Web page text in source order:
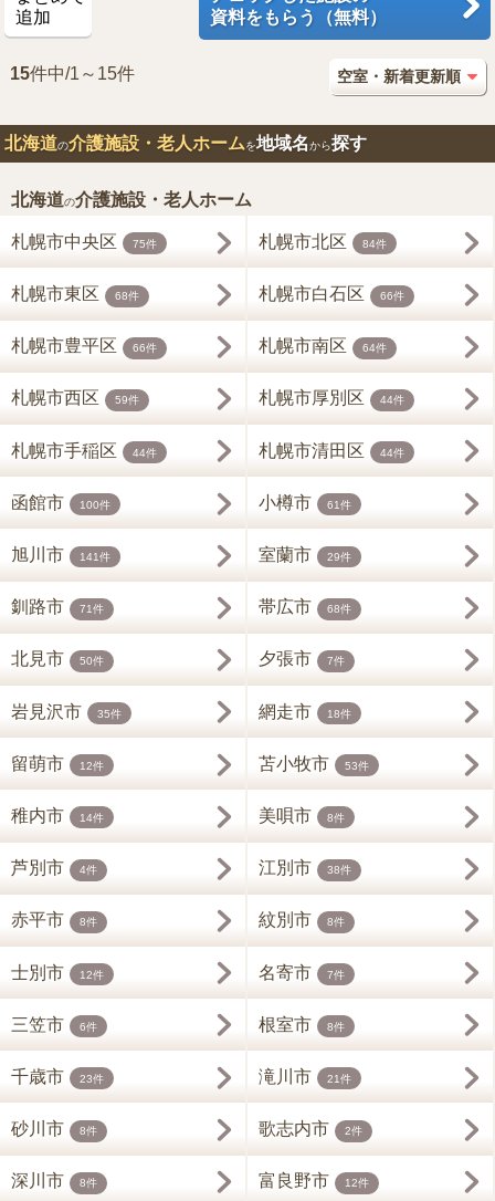
追加
資料をもらう（無料）
15件中/1～15件
北海道の介護施設・老人ホームを地域名から探す
北海道の介護施設・老人ホーム
札幌市中央区 75件 札幌市北区 84件
札幌市東区 68件 札幌市白石区 66件
札幌市豊平区 66件 札幌市南区 64件
札幌市西区 59件 札幌市厚別区 44件
札幌市手稲区 44件 札幌市清田区 44件
函館市 100件 小樽市 61件
旭川市 141件 室蘭市 29件
釧路市 71件 帯広市 68件
北見市 50件 夕張市 7件
岩見沢市 35件 網走市 18件
留萌市 12件 苫小牧市 53件
稚内市 14件 美唄市 8件
芦別市 4件 江別市 38件
赤平市 8件 紋別市 8件
士別市 12件 名寄市 7件
三笠市 6件 根室市 8件
千歳市 23件 滝川市 21件
砂川市 8件 歌志内市 2件
深川市 8件 富良野市 12件